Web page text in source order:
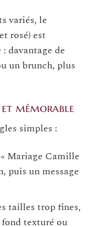
variés, le
rosé) est
davantage de
un brunch, plus
mémorable
simples :
Mariage Camille
puis un message
tailles trop fines,
texturé ou